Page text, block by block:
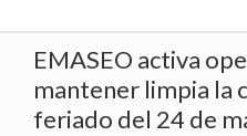
EMASEO activa
mantener limpia la
feriado del 24 de